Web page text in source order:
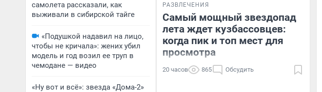
самолета рассказали, как
выживали в сибирской тайге
«Подушкой надавил на лицо,
чтобы не кричала»: жених убил
модель и год возил ее труп в
чемодане — видео
«Ну вот и всё»: звезда «Дома-2»
РАЗВЛЕЧЕНИЯ
Самый мощный звездопад
лета ждет кузбассовцев:
когда пик и топ мест для
просмотра
20 часов 865 Обсудить